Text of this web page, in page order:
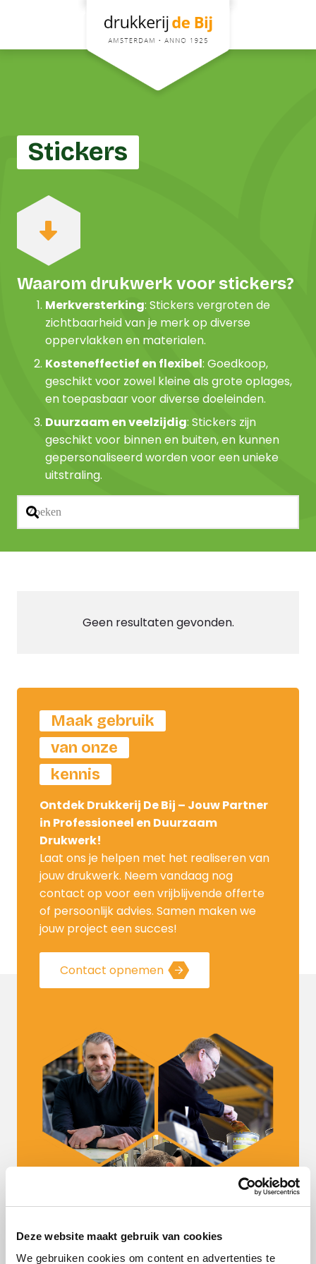
Deze website maakt gebruik van cookies
We gebruiken cookies om content en advertenties te
Stickers
Waarom drukwerk voor stickers?
Merkversterking: Stickers vergroten de
zichtbaarheid van je merk op diverse
oppervlakken en materialen.
Kosteneffectief en flexibel: Goedkoop,
geschikt voor zowel kleine als grote oplages,
en toepasbaar voor diverse doeleinden.
Duurzaam en veelzijdig: Stickers zijn
geschikt voor binnen en buiten, en kunnen
gepersonaliseerd worden voor een unieke
uitstraling.
Geen resultaten gevonden.
Maak gebruik
van onze
kennis
Ontdek Drukkerij De Bij – Jouw Partner
in Professioneel en Duurzaam
Drukwerk!
Laat ons je helpen met het realiseren van
jouw drukwerk. Neem vandaag nog
contact op voor een vrijblijvende offerte
of persoonlijk advies. Samen maken we
jouw project een succes!
Contact opnemen